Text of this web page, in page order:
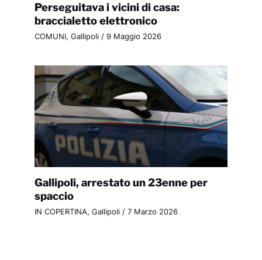
Perseguitava i vicini di casa:
braccialetto elettronico
COMUNI, Gallipoli/ 9 Maggio 2026
Gallipoli, arrestato un 23enne per
spaccio
IN COPERTINA, Gallipoli/ 7 Marzo 2026